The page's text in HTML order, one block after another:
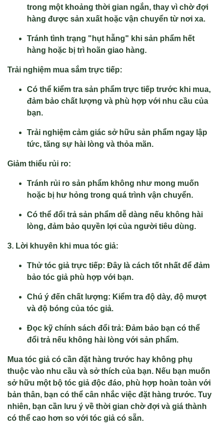
trong một khoảng thời gian ngắn, thay vì chờ đợi
hàng được sản xuất hoặc vận chuyển từ nơi xa.
Tránh tình trạng "hụt hẫng" khi sản phẩm hết
hàng hoặc bị trì hoãn giao hàng.
Trải nghiệm mua sắm trực tiếp:
Có thể kiểm tra sản phẩm trực tiếp trước khi mua,
đảm bảo chất lượng và phù hợp với nhu cầu của
bạn.
Trải nghiệm cảm giác sở hữu sản phẩm ngay lập
tức, tăng sự hài lòng và thỏa mãn.
Giảm thiểu rủi ro:
Tránh rủi ro sản phẩm không như mong muốn
hoặc bị hư hỏng trong quá trình vận chuyển.
Có thể đổi trả sản phẩm dễ dàng nếu không hài
lòng, đảm bảo quyền lợi của người tiêu dùng.
3. Lời khuyên khi mua tóc giả:
Thử tóc giả trực tiếp: Đây là cách tốt nhất để đảm
bảo tóc giả phù hợp với bạn.
Chú ý đến chất lượng: Kiểm tra độ dày, độ mượt
và độ bóng của tóc giả.
Đọc kỹ chính sách đổi trả: Đảm bảo bạn có thể
đổi trả nếu không hài lòng với sản phẩm.
Mua tóc giả có cần đặt hàng trước hay không phụ
thuộc vào nhu cầu và sở thích của bạn. Nếu bạn muốn
sở hữu một bộ tóc giả độc đáo, phù hợp hoàn toàn với
bản thân, bạn có thể cân nhắc việc đặt hàng trước. Tuy
nhiên, bạn cần lưu ý về thời gian chờ đợi và giá thành
có thể cao hơn so với tóc giả có sẵn.